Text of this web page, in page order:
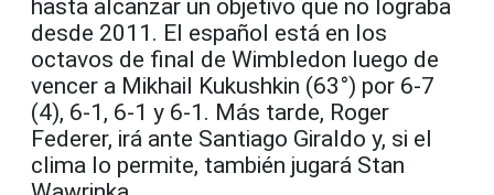
hasta alcanzar un objetivo que no lograba
desde 2011. El español está en los
octavos de final de Wimbledon luego de
vencer a Mikhail Kukushkin (63°) por 6-7
(4), 6-1, 6-1 y 6-1. Más tarde, Roger
Federer, irá ante Santiago Giraldo y, si el
clima lo permite, también jugará Stan